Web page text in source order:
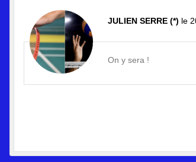
JULIEN SERRE (*) le
On y sera !